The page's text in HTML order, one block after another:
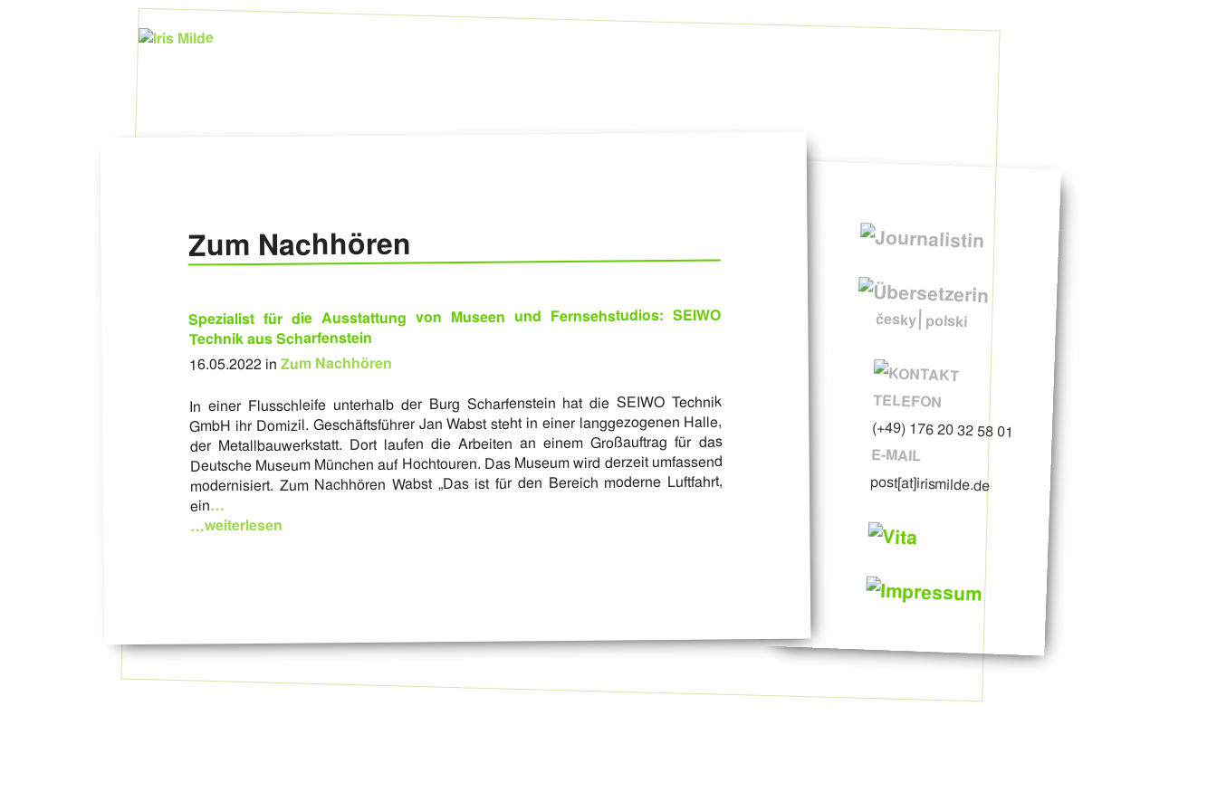
česky polski
TELEFON
(+49) 176 20 32 58 01
E-MAIL
post[at]irismilde.de
Zum Nachhören
Spezialist für die Ausstattung von Museen und Fernsehstudios: SEIWO
Technik aus Scharfenstein
16.05.2022 in Zum Nachhören
In einer Flusschleife unterhalb der Burg Scharfenstein hat die SEIWO Technik
GmbH ihr Domizil. Geschäftsführer Jan Wabst steht in einer langgezogenen Halle,
der Metallbauwerkstatt. Dort laufen die Arbeiten an einem Großauftrag für das
Deutsche Museum München auf Hochtouren. Das Museum wird derzeit umfassend
modernisiert. Zum Nachhören Wabst „Das ist für den Bereich moderne Luftfahrt,
ein…
…weiterlesen